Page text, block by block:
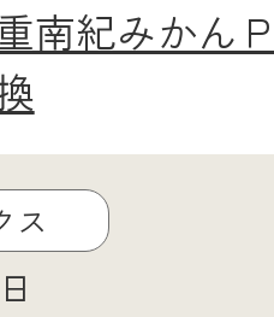
南紀みかん
ス